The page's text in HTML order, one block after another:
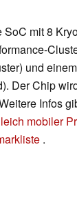
SoC mit 8
und
Der Chip
Infos
mobiler
.